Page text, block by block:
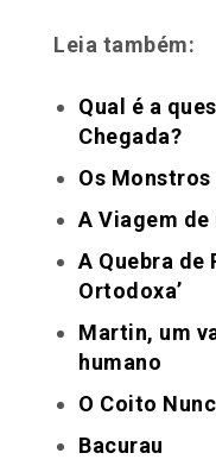
Leia também:
Qual é a
Chegada?
Os
A Viagem de
A Quebra de
Ortodoxa’
Martin, um
humano
O Coito
Bacurau